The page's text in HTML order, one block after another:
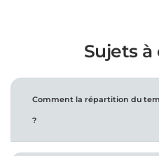
Sujets
Comment la répartition du
?